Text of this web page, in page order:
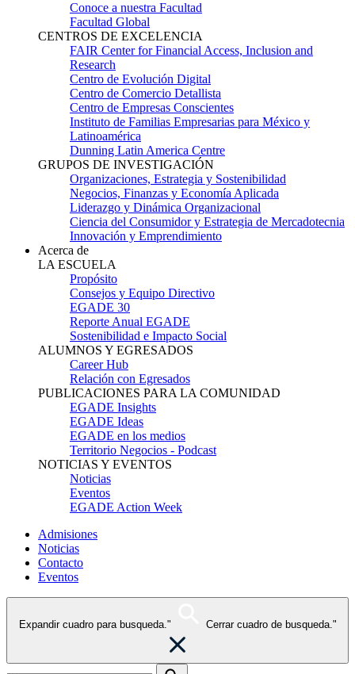
Conoce a nuestra Facultad
Facultad Global
CENTROS DE EXCELENCIA
FAIR Center for Financial Access, Inclusion and
Research
Centro de Evolución Digital
Centro de Comercio Detallista
Centro de Empresas Conscientes
Instituto de Familias Empresarias para México y
Latinoamérica
Dunning Latin America Centre
GRUPOS DE INVESTIGACIÓN
Organizaciones, Estrategia y Sostenibilidad
Negocios, Finanzas y Economía Aplicada
Liderazgo y Dinámica Organizacional
Ciencia del Consumidor y Estrategia de Mercadotecnia
Innovación y Emprendimiento
Acerca de
LA ESCUELA
Propósito
Consejos y Equipo Directivo
EGADE 30
Reporte Anual EGADE
Sostenibilidad e Impacto Social
ALUMNOS Y EGRESADOS
Career Hub
Relación con Egresados
PUBLICACIONES PARA LA COMUNIDAD
EGADE Insights
EGADE Ideas
EGADE en los medios
Territorio Negocios - Podcast
NOTICIAS Y EVENTOS
Noticias
Eventos
EGADE Action Week
Admisiones
Noticias
Contacto
Eventos
Expandir cuadro para busqueda." Cerrar cuadro de busqueda."